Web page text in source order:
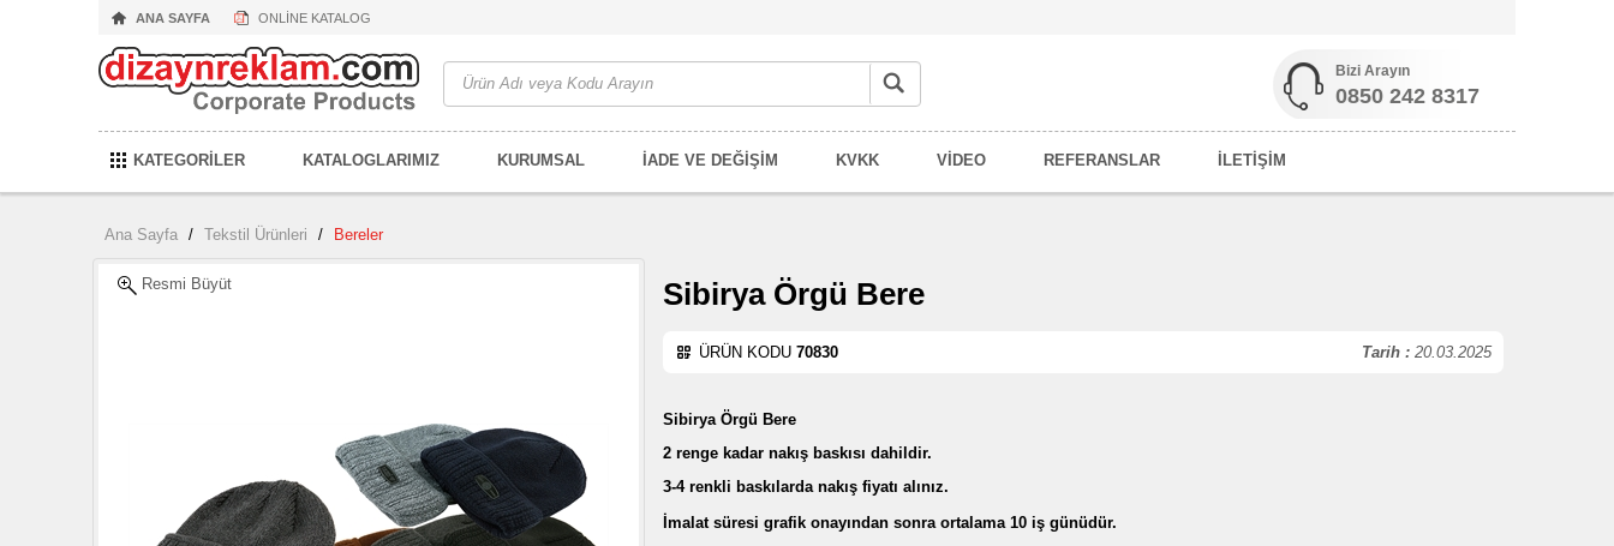
ANA SAYFA ONLİNE KATALOG
Bizi Arayın
0850 242 8317
KATEGORİLER KATALOGLARIMIZ KURUMSAL İADE VE DEĞİŞİM KVKK VİDEO REFERANSLAR İLETİŞİM
Ana Sayfa / Tekstil Ürünleri / Bereler
Resmi Büyüt Sibirya Örgü Bere
Tarih : 20.03.2025
ÜRÜN KODU 70830
Sibirya Örgü Bere
2 renge kadar nakış baskısı dahildir.
3-4 renkli baskılarda nakış fiyatı alınız.
İmalat süresi grafik onayından sonra ortalama 10 iş günüdür.